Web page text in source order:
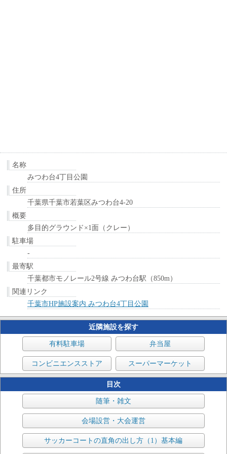
名称
みつわ台4丁目公園
住所
千葉県千葉市若葉区みつわ台4-20
概要
多目的グラウンド×1面（クレー）
駐車場
-
最寄駅
千葉都市モノレール2号線 みつわ台駅（850m）
関連リンク
千葉市HP施設案内 みつわ台4丁目公園
近隣施設を探す
有料駐車場 弁当屋
コンビニエンスストア スーパーマーケット
目次
随筆・雑文
会場設営・大会運営
サッカーコートの直角の出し方（1）基本編